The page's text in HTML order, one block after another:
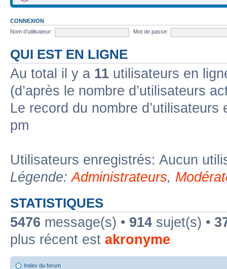
CONNEXION
Nom d’utilisateur:
Mot de passe:
QUI EST EN LIGNE
Au total il y a 11 utilisateurs en
(d’après le nombre d’utilisateurs
Le record du nombre
pm
Utilisateurs enregistrés: Aucun
Légende:Administrateurs,
STATISTIQUES
5476 message(s) • 914 sujet(s) •
plus récent est akronyme
Index du forum